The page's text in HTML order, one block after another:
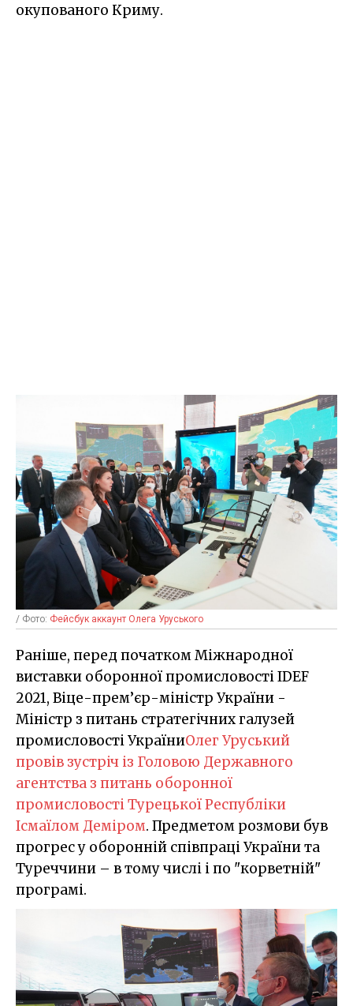
окупованого Криму.
/ Фото: Фейсбук аккаунт Олега Уруського
Раніше, перед початком Міжнародної
виставки оборонної промисловості IDEF
2021, Віце-прем’єр-міністр України -
Міністр з питань стратегічних галузей
промисловості УкраїниОлег Уруський
провів зустріч із Головою Державного
агентства з питань оборонної
промисловості Турецької Республіки
Ісмаїлом Деміром. Предметом розмови був
прогрес у оборонній співпраці України та
Туреччини – в тому числі і по "корветній"
програмі.